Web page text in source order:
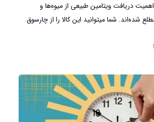
دریافت ویتامین طبیعی از میوه‌ها و
شده‌اند. شما میتوانید این کالا را از چارسوق